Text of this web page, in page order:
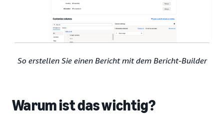
So erstellen Sie einen Bericht mit dem Bericht-Builder
Warum ist das wichtig?